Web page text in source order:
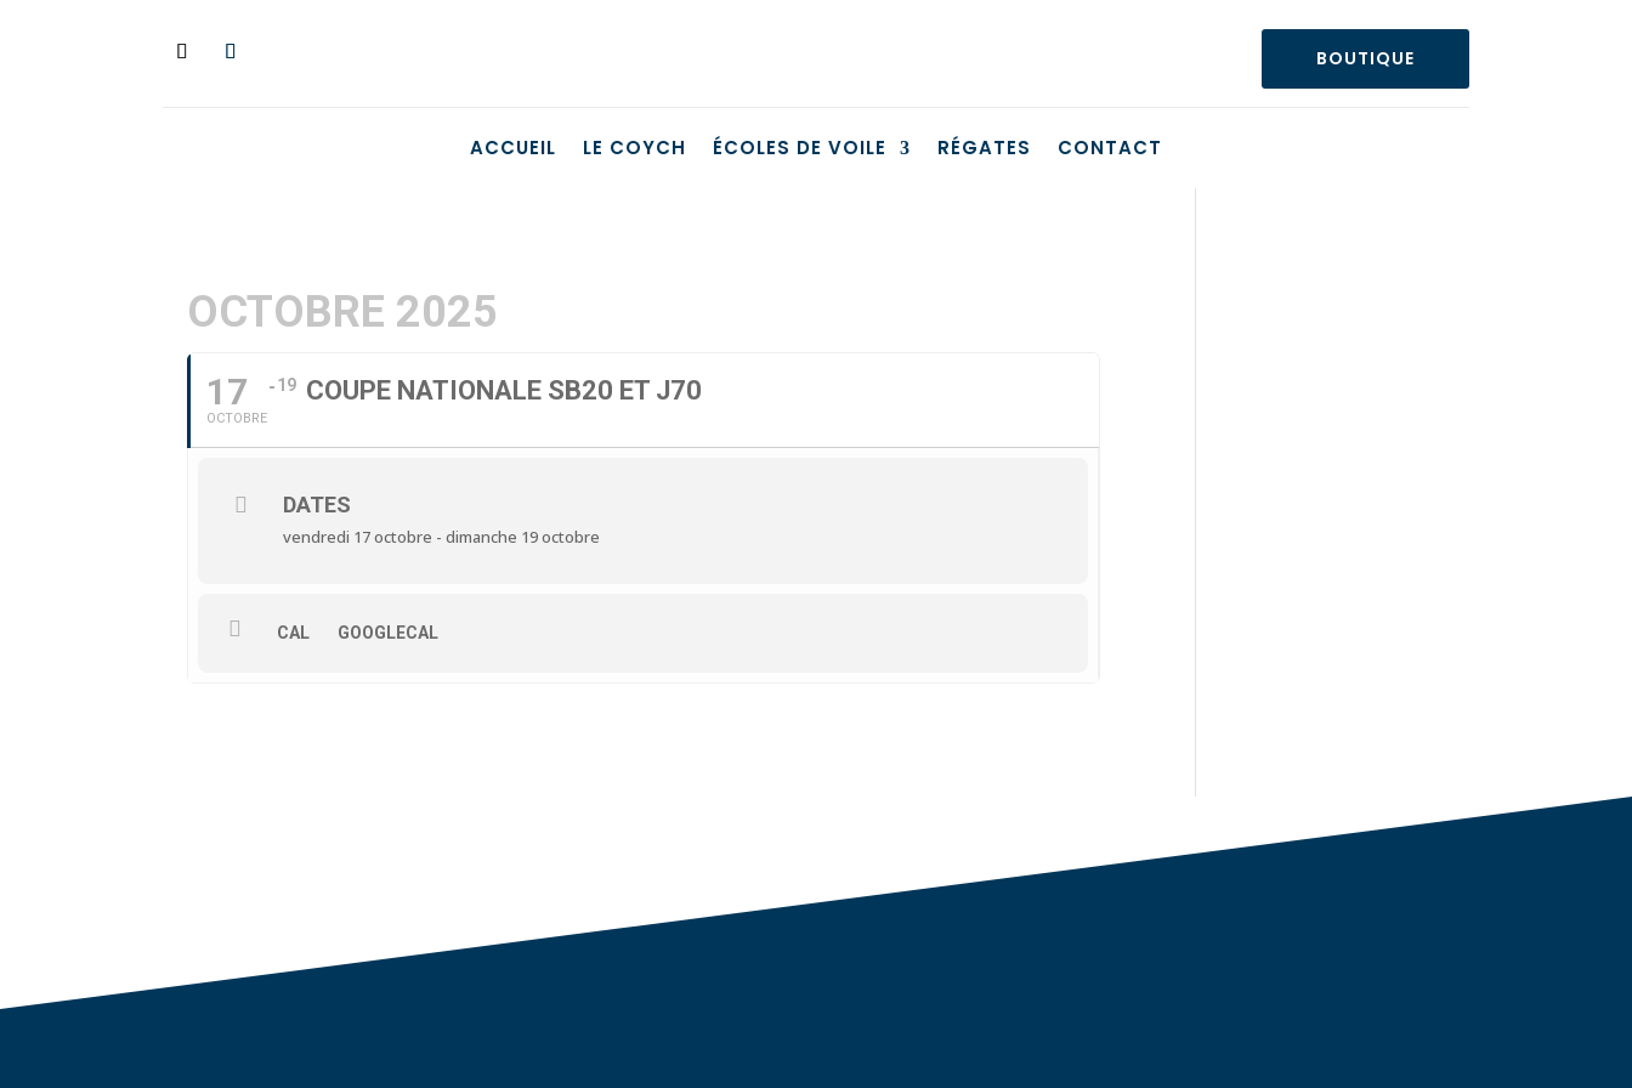
BOUTIQUE
ACCUEIL LE COYCH ÉCOLES DE VOILE RÉGATES CONTACT
OCTOBRE 2025
17
OCTOBRE
19 COUPE NATIONALE SB20 ET J70
DATES
vendredi 17 octobre - dimanche 19 octobre
CAL GOOGLECAL